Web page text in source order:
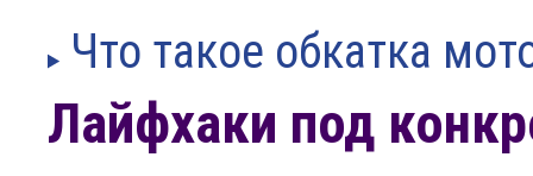
Что такое обкатка
Лайфхаки под